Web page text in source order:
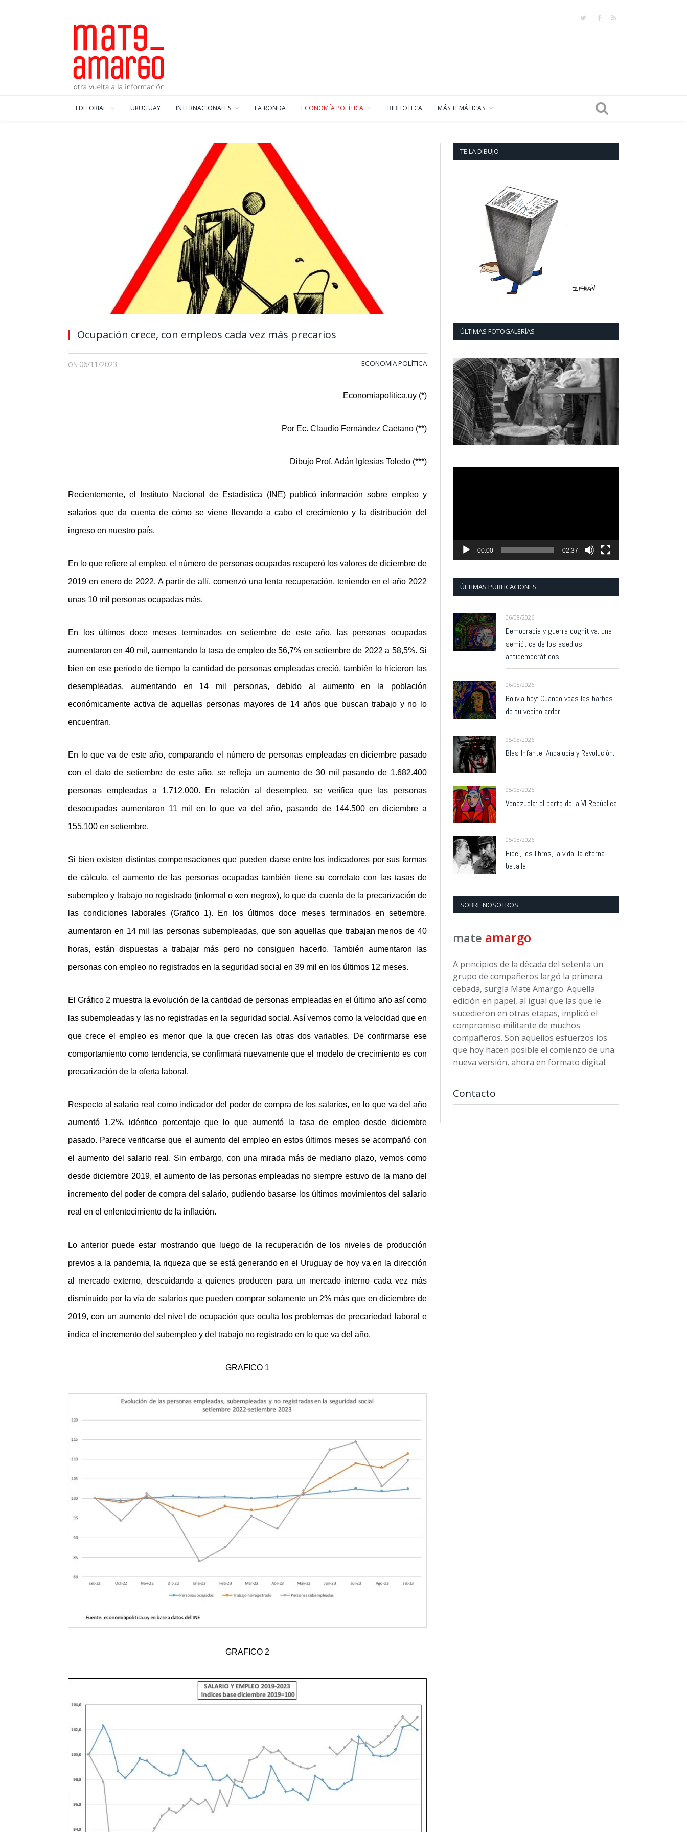
TwitterFacebook
RSS
EDITORIAL URUGUAY INTERNACIONALES LA RONDA ECONOMÍA POLÍTICA BIBLIOTECA MÁS TEMÁTICAS
Ocupación crece, con empleos cada vez más precarios
ON 06/11/2023 ECONOMÍA POLÍTICA
Economiapolitica.uy (*)
Por Ec. Claudio Fernández Caetano (**)
Dibujo Prof. Adán Iglesias Toledo (***)
Recientemente, el Instituto Nacional de Estadística (INE) publicó información sobre empleo y
salarios que da cuenta de cómo se viene llevando a cabo el crecimiento y la distribución del
ingreso en nuestro país.
En lo que refiere al empleo, el número de personas ocupadas recuperó los valores de diciembre de
2019 en enero de 2022. A partir de allí, comenzó una lenta recuperación, teniendo en el año 2022
unas 10 mil personas ocupadas más.
En los últimos doce meses terminados en setiembre de este año, las personas ocupadas
aumentaron en 40 mil, aumentando la tasa de empleo de 56,7% en setiembre de 2022 a 58,5%. Si
bien en ese período de tiempo la cantidad de personas empleadas creció, también lo hicieron las
desempleadas, aumentando en 14 mil personas, debido al aumento en la población
económicamente activa de aquellas personas mayores de 14 años que buscan trabajo y no lo
encuentran.
En lo que va de este año, comparando el número de personas empleadas en diciembre pasado
con el dato de setiembre de este año, se refleja un aumento de 30 mil pasando de 1.682.400
personas empleadas a 1.712.000. En relación al desempleo, se verifica que las personas
desocupadas aumentaron 11 mil en lo que va del año, pasando de 144.500 en diciembre a
155.100 en setiembre.
Si bien existen distintas compensaciones que pueden darse entre los indicadores por sus formas
de cálculo, el aumento de las personas ocupadas también tiene su correlato con las tasas de
subempleo y trabajo no registrado (informal o «en negro»), lo que da cuenta de la precarización de
las condiciones laborales (Grafico 1). En los últimos doce meses terminados en setiembre,
aumentaron en 14 mil las personas subempleadas, que son aquellas que trabajan menos de 40
horas, están dispuestas a trabajar más pero no consiguen hacerlo. También aumentaron las
personas con empleo no registrados en la seguridad social en 39 mil en los últimos 12 meses.
El Gráfico 2 muestra la evolución de la cantidad de personas empleadas en el último año así como
las subempleadas y las no registradas en la seguridad social. Así vemos como la velocidad que en
que crece el empleo es menor que la que crecen las otras dos variables. De confirmarse ese
comportamiento como tendencia, se confirmará nuevamente que el modelo de crecimiento es con
precarización de la oferta laboral.
Respecto al salario real como indicador del poder de compra de los salarios, en lo que va del año
aumentó 1,2%, idéntico porcentaje que lo que aumentó la tasa de empleo desde diciembre
pasado. Parece verificarse que el aumento del empleo en estos últimos meses se acompañó con
el aumento del salario real. Sin embargo, con una mirada más de mediano plazo, vemos como
desde diciembre 2019, el aumento de las personas empleadas no siempre estuvo de la mano del
incremento del poder de compra del salario, pudiendo basarse los últimos movimientos del salario
real en el enlentecimiento de la inflación.
Lo anterior puede estar mostrando que luego de la recuperación de los niveles de producción
previos a la pandemia, la riqueza que se está generando en el Uruguay de hoy va en la dirección
al mercado externo, descuidando a quienes producen para un mercado interno cada vez más
disminuido por la vía de salarios que pueden comprar solamente un 2% más que en diciembre de
2019, con un aumento del nivel de ocupación que oculta los problemas de precariedad laboral e
indica el incremento del subempleo y del trabajo no registrado en lo que va del año.
GRAFICO 1
GRAFICO 2
TE LA DIBUJO
ÚLTIMAS FOTOGALERÍAS
00:00 02:37
ÚLTIMAS PUBLICACIONES
06/08/2026
Democracia y guerra cognitiva: una
semiótica de los asedios
antidemocráticos
06/08/2026
Bolivia hoy: Cuando veas las barbas
de tu vecino arder…
05/08/2026
Blas Infante: Andalucía y Revolución.
05/08/2026
Venezuela: el parto de la VI República
05/08/2026
Fidel, los libros, la vida, la eterna
batalla
SOBRE NOSOTROS
mate amargo
A principios de la década del setenta un
grupo de compañeros largó la primera
cebada, surgía Mate Amargo. Aquella
edición en papel, al igual que las que le
sucedieron en otras etapas, implicó el
compromiso militante de muchos
compañeros. Son aquellos esfuerzos los
que hoy hacen posible el comienzo de una
nueva versión, ahora en formato digital.
Contacto